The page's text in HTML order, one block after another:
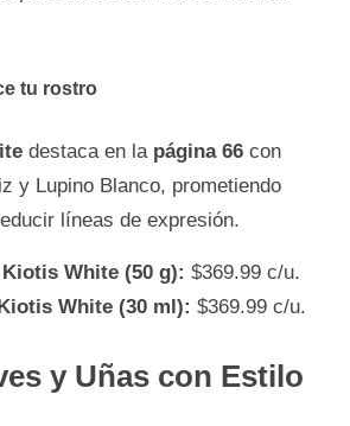
tu rostro
destaca en la página 66 con
y Lupino Blanco, prometiendo
líneas de expresión.
White (50 g): $369.99 c/u.
White (30 ml): $369.99 c/u.
y Uñas con Estilo